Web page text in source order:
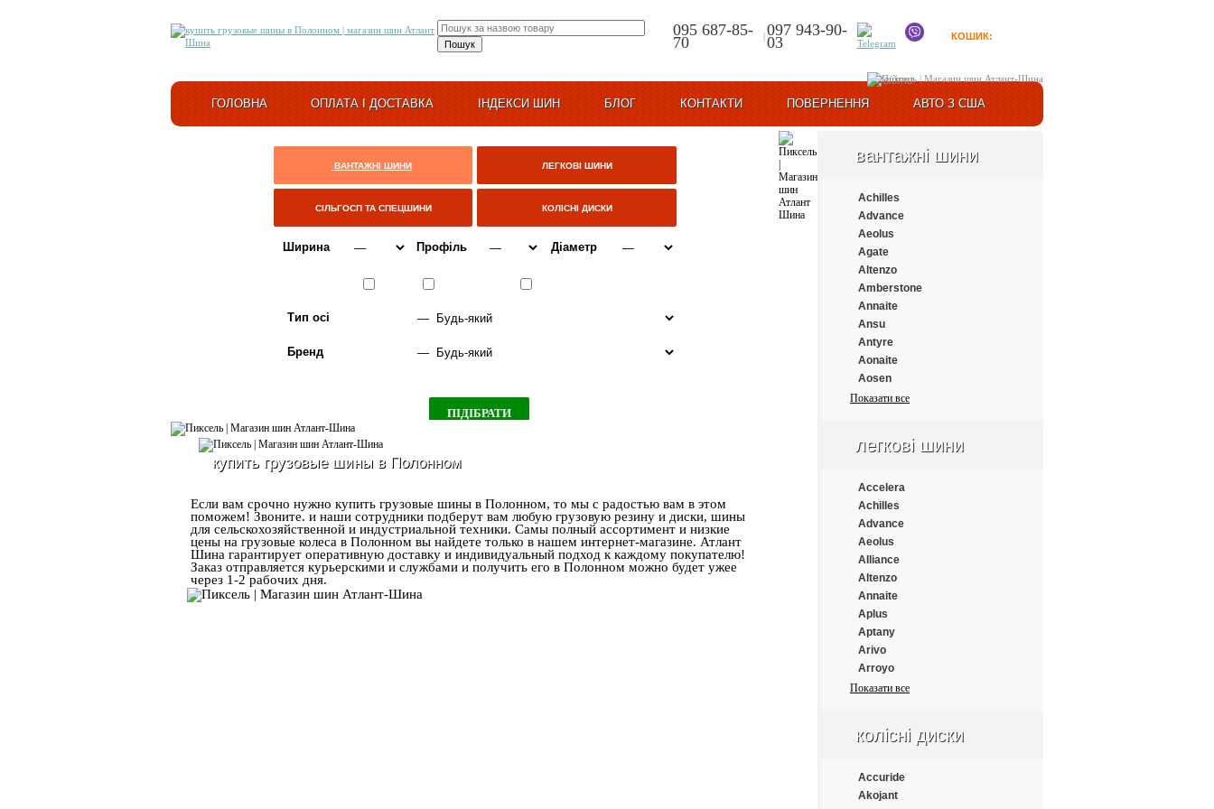
095 687-85-
70 |097 943-90-
03 КОШИК:
Увійти
ГОЛОВНА ОПЛАТА І ДОСТАВКА ІНДЕКСИ ШИН БЛОГ КОНТАКТИ ПОВЕРНЕННЯ АВТО З США
ВАНТАЖНІ ШИНИ ЛЕГКОВІ ШИНИ
СІЛЬГОСП ТА СПЕЦШИНИ КОЛІСНІ ДИСКИ
Ширина Профіль Діаметр
Тип осі
Бренд
купить грузовые шины в Полонном
Если вам срочно нужно купить грузовые шины в Полонном, то мы с радостью вам в этом
поможем! Звоните. и наши сотрудники подберут вам любую грузовую резину и диски, шины
для сельскохозяйственной и индустриальной техники. Самы полный ассортимент и низкие
цены на грузовые колеса в Полонном вы найдете только в нашем интернет-магазине. Атлант
Шина гарантирует оперативную доставку и индивидуальный подход к каждому покупателю!
Заказ отправляется курьерскими и службами и получить его в Полонном можно будет ужее
через 1-2 рабочих дня.
вантажні шини
Achilles
Advance
Aeolus
Agate
Altenzo
Amberstone
Annaite
Ansu
Antyre
Aonaite
Aosen
Aplus
Armforce
Atlander
Aufine
Austone
Autogrip
Barum
Benton
Bestrich
BFGoodrich
Blacklion
Bontyre
Boto
Bridgestone
Changfeng
Compasal
Constancy
Показати все
легкові шини
Accelera
Achilles
Advance
Aeolus
Alliance
Altenzo
Annaite
Aplus
Aptany
Arivo
Arroyo
Atlander
Austone
Bars
Barum
Показати все
колісні диски
Accuride
Akojant